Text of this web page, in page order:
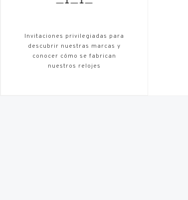
Invitaciones privilegiadas para
descubrir nuestras marcas y
conocer cómo se fabrican
nuestros relojes